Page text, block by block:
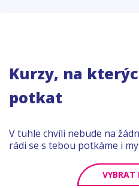
Kurzy, na
potkat
V tuhle chvíli nebude na
rádi se s tebou potkáme i
VYBRAT